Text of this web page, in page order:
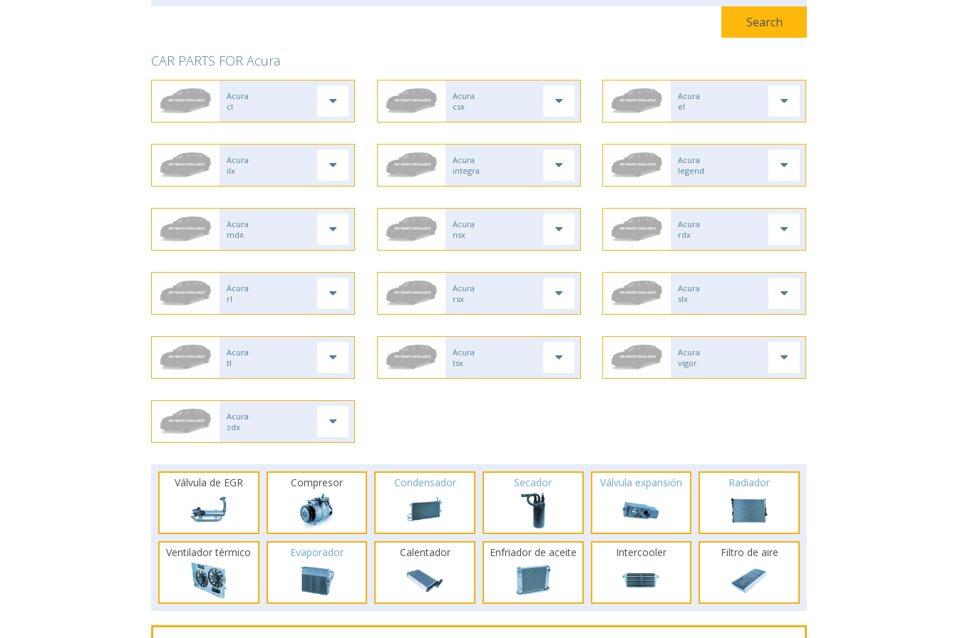
CAR PARTS FOR Acura
Acura
cl
Acura
csx
Acura
el
Acura
ilx
Acura
integra
Acura
legend
Acura
mdx
Acura
nsx
Acura
rdx
Acura
rl
Acura
rsx
Acura
slx
Acura
tl
Acura
tsx
Acura
vigor
Acura
zdx
Válvula de EGR Compresor Condensador Secador Válvula expansión Radiador
Ventilador térmico Evaporador Calentador Enfriador de aceite Intercooler Filtro de aire